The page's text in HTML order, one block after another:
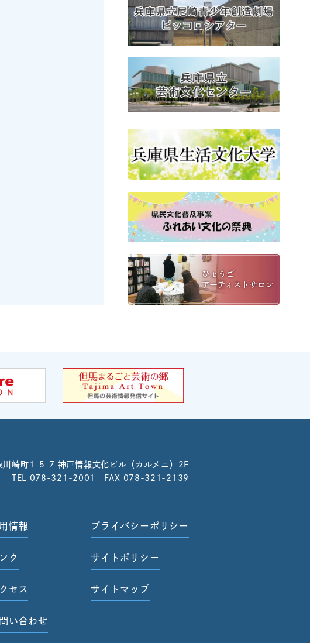
川崎町1-5-7 神戸情報文化ビル（カルメニ）2F
TEL 078-321-2001 FAX 078-321-2139
情報
ク
セス
い合わせ
プライバシーポリシー
サイトポリシー
サイトマップ